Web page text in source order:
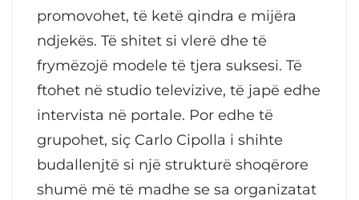
promovohet, të ketë qindra e mijëra
ndjekës. Të shitet si vlerë dhe të
frymëzojë modele të tjera suksesi. Të
ftohet në studio televizive, të japë edhe
intervista në portale. Por edhe të
grupohet, siç Carlo Cipolla i shihte
budallenjtë si një strukturë shoqërore
shumë më të madhe se sa organizatat